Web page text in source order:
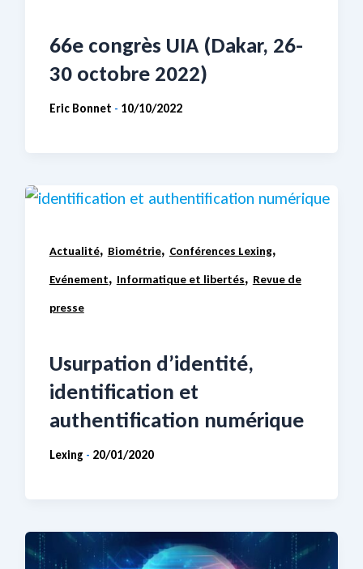
66e congrès UIA (Dakar, 26-
30 octobre 2022)
Eric Bonnet - 10/10/2022
Actualité, Biométrie, Conférences Lexing,
Evénement, Informatique et libertés, Revue de
presse
Usurpation d’identité,
identification et
authentification numérique
Lexing - 20/01/2020